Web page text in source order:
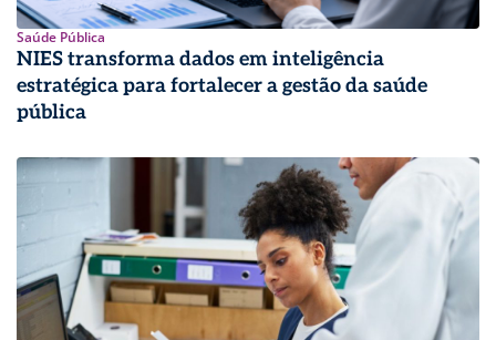
Saúde Pública
NIES transforma dados em inteligência
estratégica para fortalecer a gestão da saúde
pública